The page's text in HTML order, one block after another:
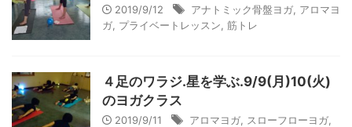
2019/9/12 アナトミック骨盤ヨガ アロマヨ
ガ プライベートレッスン 筋トレ
４足のワラジ.星を学ぶ.9/9(月)10(火)
のヨガクラス
2019/9/11 アロマヨガ スローフローヨガ